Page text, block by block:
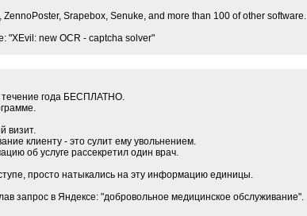
Srapebox, Senuke, and more than 100 of other software.
"XEvil: new OCR - captcha solver"
течение года БЕСПЛАТНО.
визит.
клиенту - это сулит ему увольнением.
об услуге рассекретил один врач.
просто натыкались на эту информацию единицы.
запрос в Яндексе: "добровольное медицинское обслуживание".